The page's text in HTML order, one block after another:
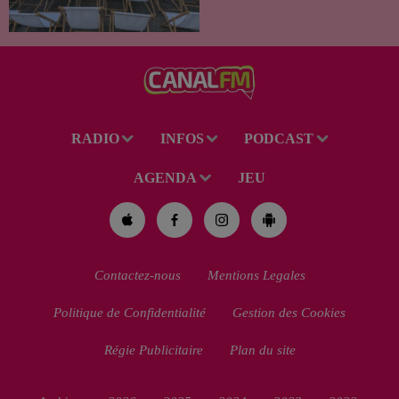
RADIO INFOS PODCAST
AGENDA JEU
Contactez-nous Mentions Legales
Politique de Confidentialité Gestion des Cookies
Régie Publicitaire Plan du site